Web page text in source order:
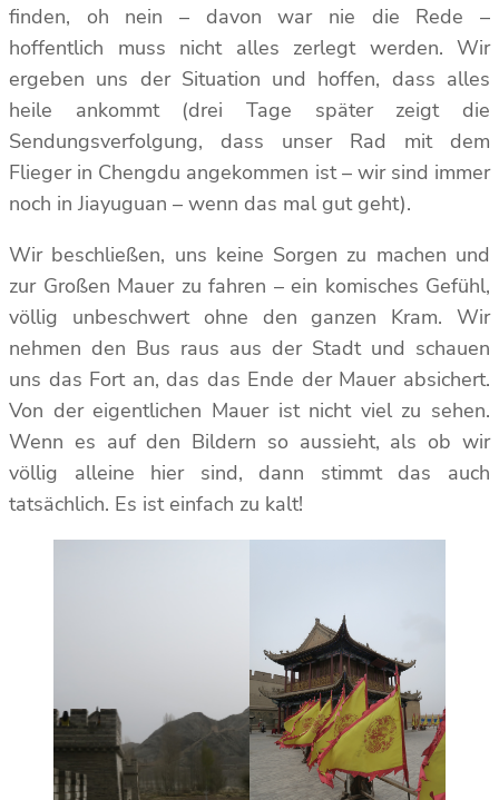
finden, oh nein – davon war nie die Rede –
hoffentlich muss nicht alles zerlegt werden. Wir
ergeben uns der Situation und hoffen, dass alles
heile ankommt (drei Tage später zeigt die
Sendungsverfolgung, dass unser Rad mit dem
Flieger in Chengdu angekommen ist – wir sind immer
noch in Jiayuguan – wenn das mal gut geht).
Wir beschließen, uns keine Sorgen zu machen und
zur Großen Mauer zu fahren – ein komisches Gefühl,
völlig unbeschwert ohne den ganzen Kram. Wir
nehmen den Bus raus aus der Stadt und schauen
uns das Fort an, das das Ende der Mauer absichert.
Von der eigentlichen Mauer ist nicht viel zu sehen.
Wenn es auf den Bildern so aussieht, als ob wir
völlig alleine hier sind, dann stimmt das auch
tatsächlich. Es ist einfach zu kalt!